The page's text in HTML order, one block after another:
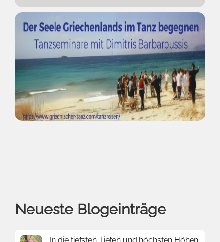
Neueste Blogeinträge
In die tiefsten Tiefen und höchsten Höhen: